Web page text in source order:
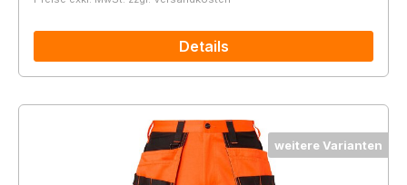
Details
weitere Varianten